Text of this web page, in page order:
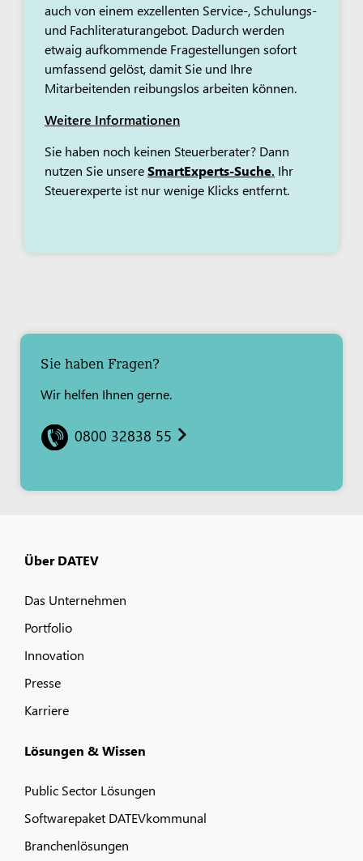
auch von einem exzellenten Service-, Schulungs-
und Fachliteraturangebot. Dadurch werden
etwaig aufkommende Fragestellungen sofort
umfassend gelöst, damit Sie und Ihre
Mitarbeitenden reibungslos arbeiten können.
Weitere Informationen
Sie haben noch keinen Steuerberater? Dann
nutzen Sie unsereSmartExperts-Suche. Ihr
Steuerexperte ist nur wenige Klicks entfernt.
Sie haben Fragen?
Wir helfen Ihnen gerne.
0800 32838 55
Über DATEV
Das Unternehmen
Portfolio
Innovation
Presse
Karriere
Lösungen & Wissen
Public Sector Lösungen
Softwarepaket DATEVkommunal
Branchenlösungen